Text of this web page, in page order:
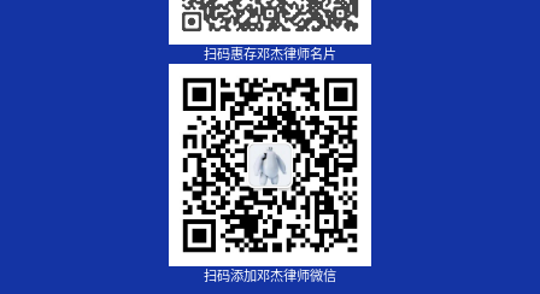
扫码惠存邓杰律师名片
扫码添加邓杰律师微信